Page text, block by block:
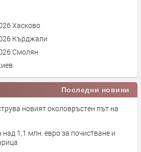
Хасково
Кърджали
Смолян
Последни новини
новият околовръстен път на
1,1 млн. евро за почистване и